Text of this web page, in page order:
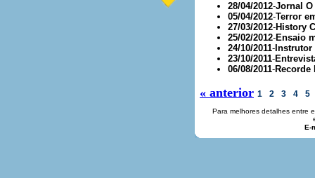
28/04/2012-Jornal O
05/04/2012-Terror
27/03/2012-History
25/02/2012-Ensaio
24/10/2011-
23/10/2011-
06/08/2011-Recorde
« anterior 1 2 3 4 5
Para melhores detalhes entre
E-